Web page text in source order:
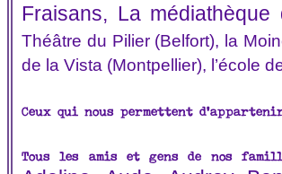
Fraisans, La
Théâtre du Pilier (Belfort), la
de la Vista (Montpellier), l’école
Ceux qui nous permettent
Tous les amis et gens de nos